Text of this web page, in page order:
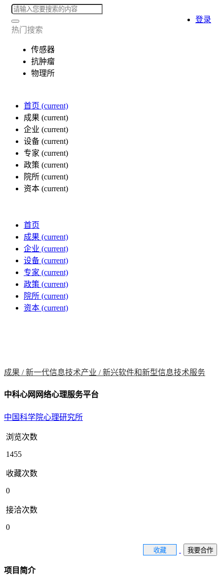
热门搜索
传感器
抗肿瘤
物理所
首页 (current)
成果 (current)
企业 (current)
设备 (current)
专家 (current)
政策 (current)
院所 (current)
资本 (current)
登录
首页
成果 (current)
企业 (current)
设备 (current)
专家 (current)
政策 (current)
院所 (current)
资本 (current)
成果 /新一代信息技术产业 /新兴软件和新型信息技术服务
中科心网网络心理服务平台
中国科学院心理研究所
浏览次数
1455
收藏次数
0
接洽次数
0
收藏 我要合作
项目简介